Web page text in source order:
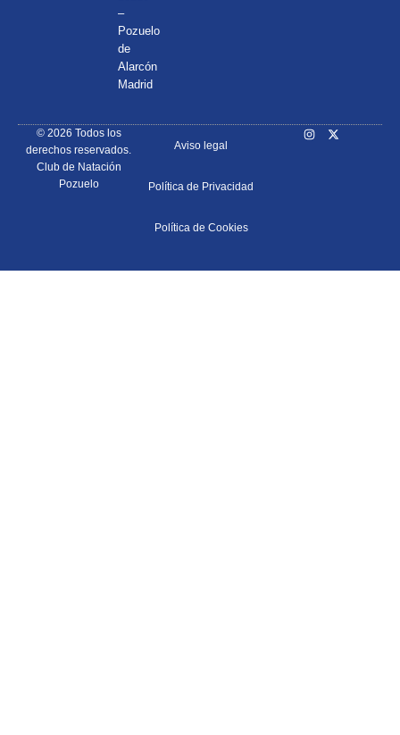
–
Pozuelo
de
Alarcón
Madrid
© 2026 Todos los
derechos reservados.
Club de Natación
Pozuelo
Aviso legal
Política de Privacidad
Política de Cookies